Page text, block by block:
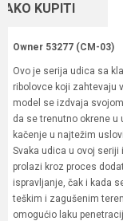
KUPITI
Owner 53277 (CM-03)
Ovo je serija udica sa
ribolovce koji zahtevaju
model se izdvaja
da se trenutno okrene
kačenje u najtežim
Svaka udica u ovoj
prolazi kroz proces
ispravljanje, čak i kada
teškim i zagušenim
omogućio laku